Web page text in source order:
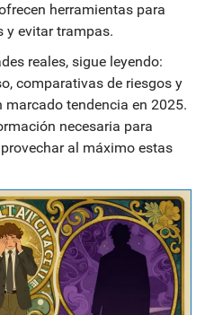
herramientas para
y evitar trampas.
reales, sigue leyendo:
comparativas de riesgos y
tendencia en 2025.
necesaria para
al máximo estas